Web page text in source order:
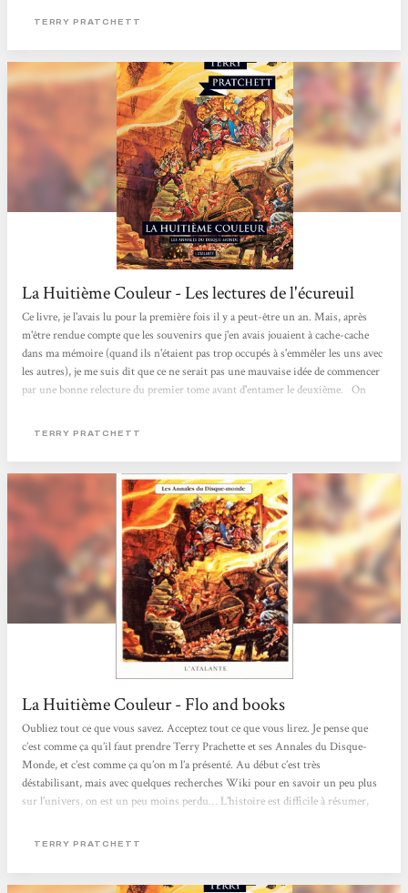
recherche des ennuis Le Disque-Monde est, comme son nom l’indique, un
TERRY PRATCHETT
La Huitième Couleur - Les lectures de l'écureuil
Ce livre, je l'avais lu pour la première fois il y a peut-être un an. Mais, après
m'être rendue compte que les souvenirs que j'en avais jouaient à cache-cache
dans ma mémoire (quand ils n'étaient pas trop occupés à s'emmêler les uns avec
les autres), je me suis dit que ce ne serait pas une mauvaise idée de commencer
par une bonne relecture du premier tome avant d'entamer le deuxième. On
incapacité folle à voir le danger qui pourtant se trouve juste sous son nez (et
TERRY PRATCHETT
La Huitième Couleur - Flo and books
Oubliez tout ce que vous savez. Acceptez tout ce que vous lirez. Je pense que
c’est comme ça qu’il faut prendre Terry Prachette et ses Annales du Disque-
Monde, et c’est comme ça qu’on m l’a présenté. Au début c’est très
déstabilisant, mais avec quelques recherches Wiki pour en savoir un peu plus
sur l’univers, on est un peu moins perdu… L’histoire est difficile à résumer,
est un mage raté, et Deuxfleurs, un touriste qui débarque à Ankh-Morpork et
TERRY PRATCHETT